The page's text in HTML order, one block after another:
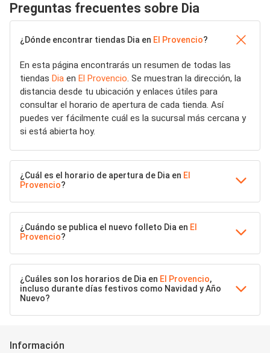
Preguntas frecuentes sobre Dia
¿Dónde encontrar tiendas Dia en El Provencio?
En esta página encontrarás un resumen de todas las
tiendas Dia en El Provencio. Se muestran la dirección, la
distancia desde tu ubicación y enlaces útiles para
consultar el horario de apertura de cada tienda. Así
puedes ver fácilmente cuál es la sucursal más cercana y
si está abierta hoy.
¿Cuál es el horario de apertura de Dia en El
Provencio?
¿Cuándo se publica el nuevo folleto Dia en El
Provencio?
¿Cuáles son los horarios de Dia en El Provencio,
incluso durante días festivos como Navidad y Año
Nuevo?
Información